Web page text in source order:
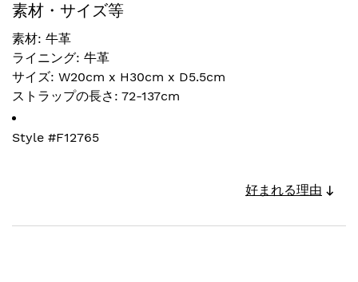
素材・サイズ等
素材: 牛革
ライニング: 牛革
サイズ: W20cm x H30cm x D5.5cm
ストラップの長さ: 72-137cm
Style #F12765
好まれる理由